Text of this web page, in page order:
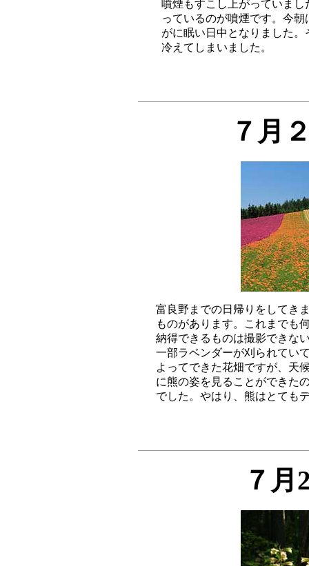
噴煙もすこし上がっていま
っているのが噴煙です。今
がに眠い日中となりました
７月
富良野までの日帰りをしてき
ものがあります。これまでも
納得できるものは撮影できな
一部ラベンダーが刈られてい
よってできた花畑ですが、天
に熊の姿を見ることができた
７月